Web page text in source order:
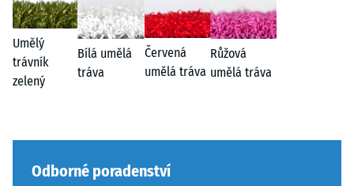
Umělý
trávník
zelený
Bílá umělá
tráva
Červená
umělá tráva
Růžová
umělá tráva
Odborné poradenství